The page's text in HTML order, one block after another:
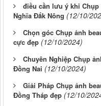
điều cần lưu ý khi Chụp
Nghĩa Đắk Nông (12/10/
Chọn góc Chụp ảnh
cực đẹp (12/10/2024)
Chuyên Nghiệp Chụp
Đồng Nai (12/10/2024)
Giải Pháp Chụp ảnh
Đồng Tháp đẹp (12/10/